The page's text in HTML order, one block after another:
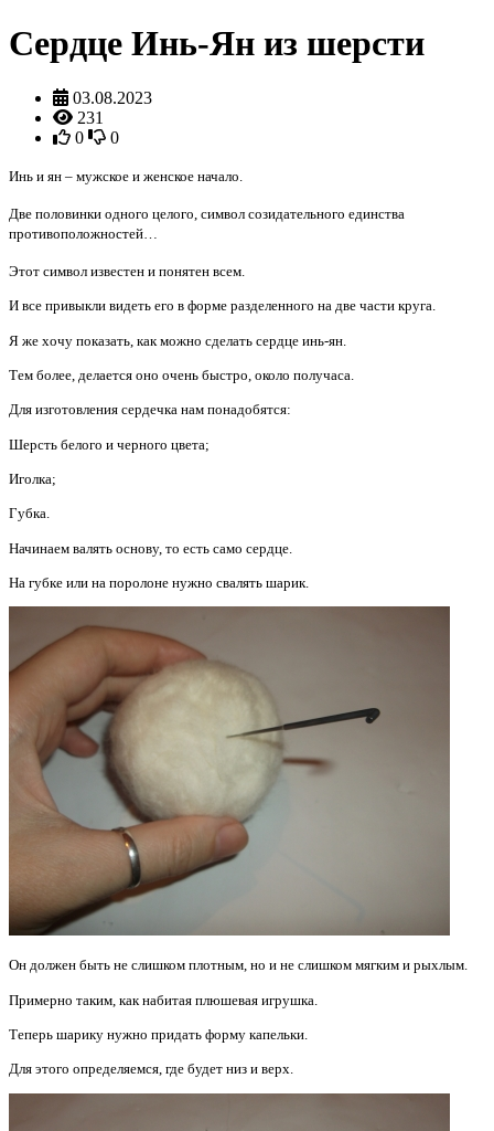
Сердце Инь-Ян из шерсти
03.08.2023
231
0
0
Инь и ян – мужское и женское начало.
Две половинки одного целого, символ созидательного единства
противоположностей…
Этот символ известен и понятен всем.
И все привыкли видеть его в форме разделенного на две части круга.
Я же хочу показать, как можно сделать сердце инь-ян.
Тем более, делается оно очень быстро, около получаса.
Для изготовления сердечка нам понадобятся:
Шерсть белого и черного цвета;
Иголка;
Губка.
Начинаем валять основу, то есть само сердце.
На губке или на поролоне нужно свалять шарик.
Он должен быть не слишком плотным, но и не слишком мягким и рыхлым.
Примерно таким, как набитая плюшевая игрушка.
Теперь шарику нужно придать форму капельки.
Для этого определяемся, где будет низ и верх.